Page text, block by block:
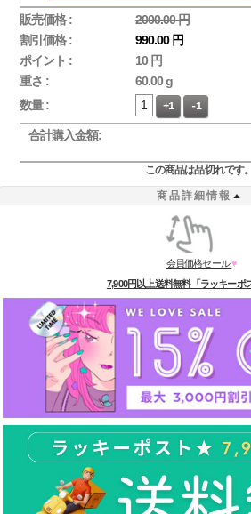
販売価格 :
2000.00 円
割引価格 :
990.00 円
ポイント :
10 円
重さ :
60.00 g
数量 :
+1 -1
合計購入金額:
この商品は品切れです。
商品詳細情報
会員価格セール!♥
7,900円以上送料無料「ラッキーポ